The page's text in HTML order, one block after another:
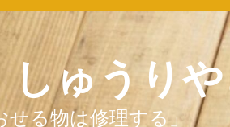
しゅうり